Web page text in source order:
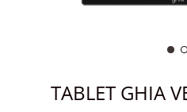
TABLET GHIA